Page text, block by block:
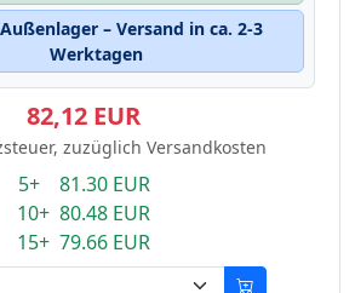
– Versand in ca. 2-3
Werktagen
82,12 EUR
zuzüglich Versandkosten
5+ 81.30 EUR
10+ 80.48 EUR
15+ 79.66 EUR